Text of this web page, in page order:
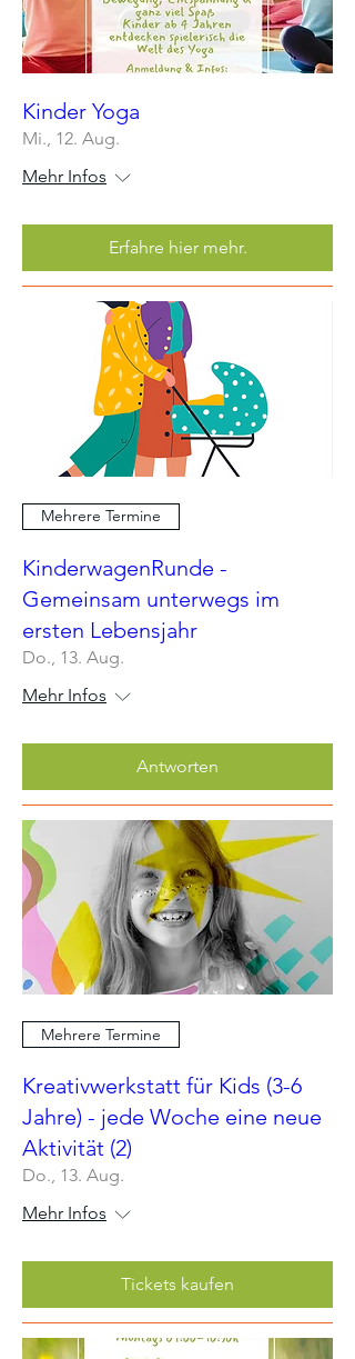
Kinder Yoga
Mi., 12. Aug.
Mehr Infos
Erfahre hier mehr.
Mehrere Termine
KinderwagenRunde -
Gemeinsam unterwegs im
ersten Lebensjahr
Do., 13. Aug.
Mehr Infos
Antworten
Mehrere Termine
Kreativwerkstatt für Kids (3-6
Jahre) - jede Woche eine neue
Aktivität (2)
Do., 13. Aug.
Mehr Infos
Tickets kaufen